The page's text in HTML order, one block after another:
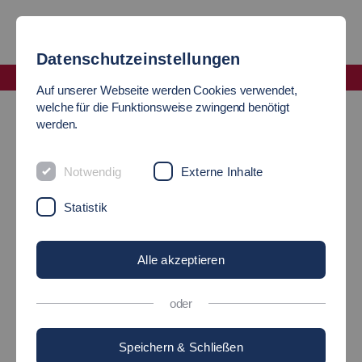
Labor Betriebssysteme
Labor Betriebssysteme
Schnittstelle zwischen Hardware und Software
Datenschutzeinstellungen
Auf unserer Webseite werden Cookies verwendet,
welche für die Funktionsweise zwingend benötigt
werden.
Notwendig Externe Inhalte
Statistik
Alle akzeptieren
oder
Speichern & Schließen